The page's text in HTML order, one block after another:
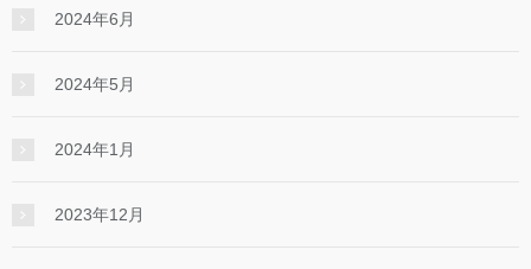
2024年6月
2024年5月
2024年1月
2023年12月